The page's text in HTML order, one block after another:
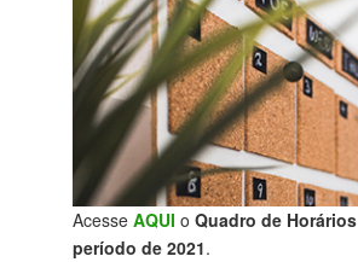
Acesse AQUI o Quadro de Horários
período de 2021.